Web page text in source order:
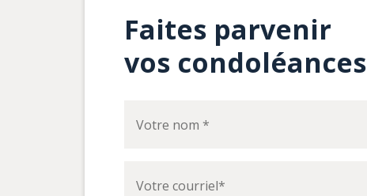
Faites parvenir
vos condoléances